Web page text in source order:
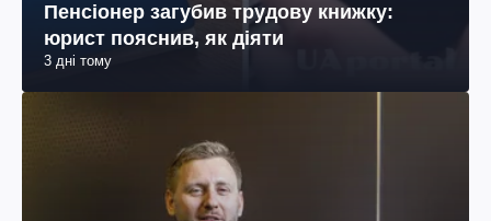
Пенсіонер загубив трудову книжку:
юрист пояснив, як діяти
3 дні тому